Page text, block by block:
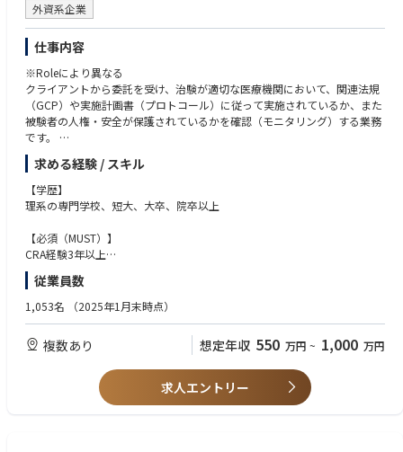
外資系企業
仕事内容
※Roleにより異なる
クライアントから委託を受け、治験が適切な医療機関において、関連法規
（GCP）や実施計画書（プロトコール）に従って実施されているか、また
被験者の人権・安全が保護されているかを確認（モニタリング）する業務
です。
- 治験を実施する医療機関と担当医の選定
- 各施設における治験手続き業務（初回・変更・終了）全般
- エントリー進捗および症例スクリーニング状況の確認等の症例管理
補助（クエリ対応等）
- モニタリングプランに基づいたサイトマネジメントコール
- システム関連のセットアップ
- 治験スケジュールや契約内容の確認、医療機関のスタッフへの説明会の
実施
- 治験の進捗管理： 症例数の進捗管理、症例報告書の回収・点検、症例報
告書と資料との照合
- モニタリング報告書の作成
- 治験終了手続き、確認作業
求める経験 / スキル
【学歴】
理系の専門学校、短大、大卒、院卒以上
【必須（MUST）】
CRA経験3年以上
製薬メーカーやCROにおける企業治験の施設選定から終了手続きまでの一
貫したモニタリング経験
Lead CRA経験 もしくは 後輩育成の経験がある方
コミニュケーションスキル、ネゴシエーションスキル、コーディネーショ
ンスキル
理系の専門学校、短大、大卒、院卒以上
【歓迎（WANT）】
従業員数
1,053名 （2025年1月末時点）
複数あり 想定年収 550 万円 ~ 1,000 万円
求人エントリー